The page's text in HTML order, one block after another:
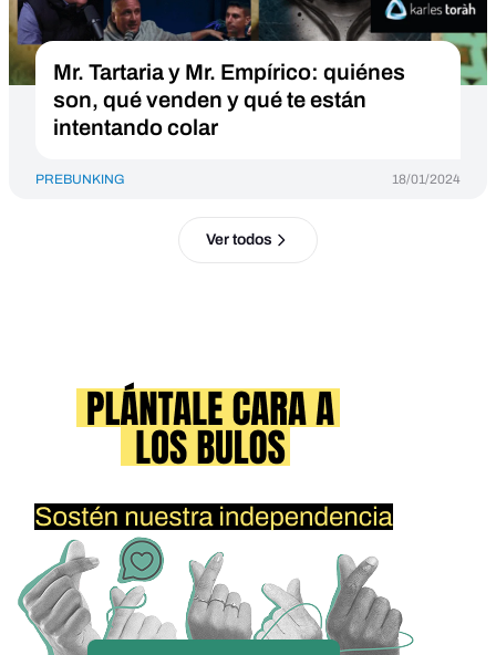
Mr. Tartaria y Mr. Empírico: quiénes
son, qué venden y qué te están
intentando colar
PREBUNKING 18/01/2024
Ver todos